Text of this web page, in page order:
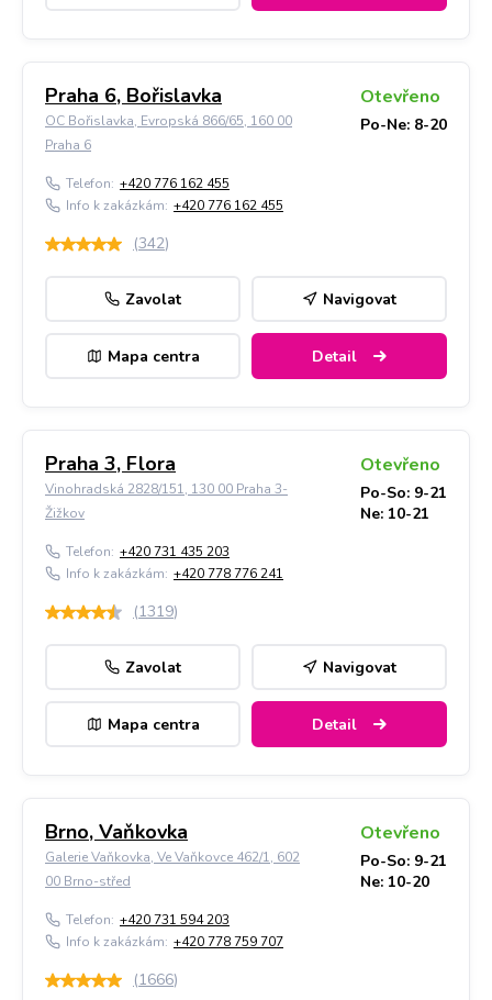
Praha 6, Bořislavka
OC Bořislavka, Evropská 866/65, 160 00
Praha 6
Otevřeno
Po-Ne: 8-20
Telefon: +420 776 162 455
Info k zakázkám: +420 776 162 455
(342)
Zavolat Navigovat
Mapa centra Detail
Praha 3, Flora
Vinohradská 2828/151, 130 00 Praha 3-
Žižkov
Otevřeno
Po-So: 9-21
Ne: 10-21
Telefon: +420 731 435 203
Info k zakázkám: +420 778 776 241
(1319)
Zavolat Navigovat
Mapa centra Detail
Brno, Vaňkovka
Galerie Vaňkovka, Ve Vaňkovce 462/1, 602
00 Brno-střed
Otevřeno
Po-So: 9-21
Ne: 10-20
Telefon: +420 731 594 203
Info k zakázkám: +420 778 759 707
(1666)